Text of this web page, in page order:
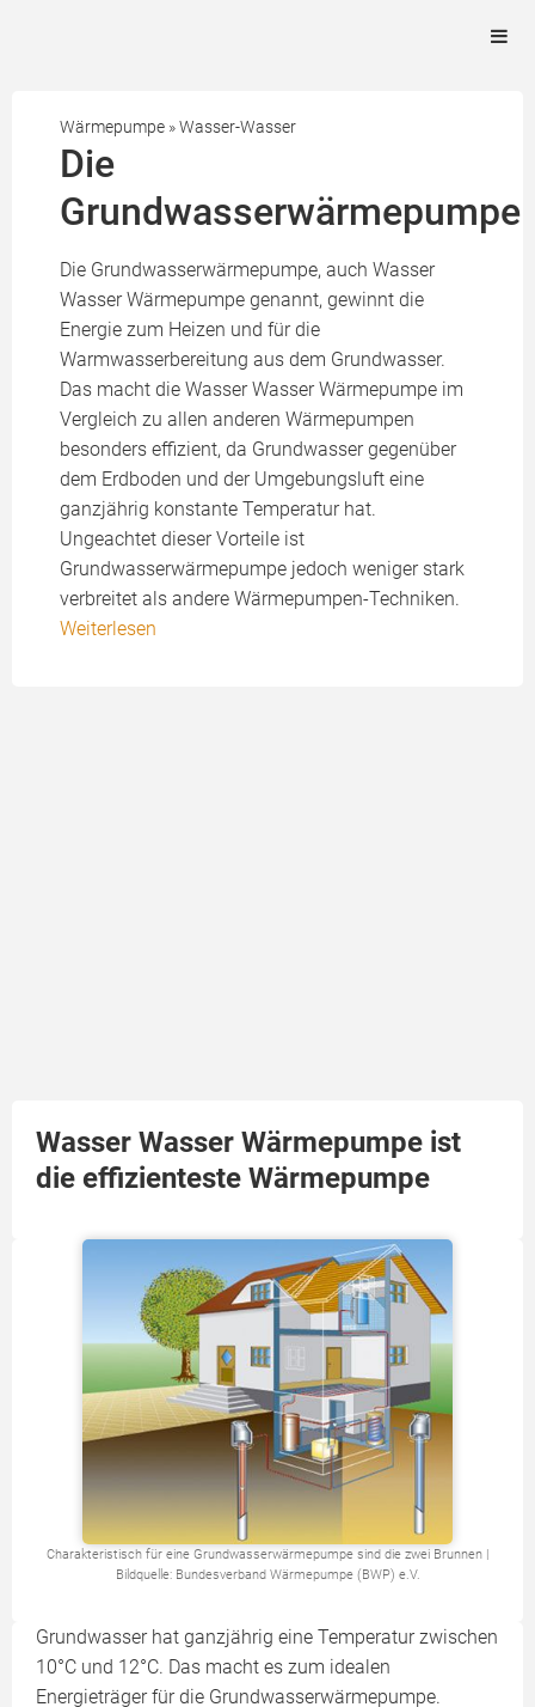
Wärmepumpe »Wasser-Wasser
Die
Grundwasserwärmepumpe
Die Grundwasserwärmepumpe, auch Wasser
Wasser Wärmepumpe genannt, gewinnt die
Energie zum Heizen und für die
Warmwasserbereitung aus dem Grundwasser.
Das macht die Wasser Wasser Wärmepumpe im
Vergleich zu allen anderen Wärmepumpen
besonders effizient, da Grundwasser gegenüber
dem Erdboden und der Umgebungsluft eine
ganzjährig konstante Temperatur hat.
Ungeachtet dieser Vorteile ist
Grundwasserwärmepumpe jedoch weniger stark
verbreitet als andere Wärmepumpen-Techniken.
Weiterlesen
Wasser Wasser Wärmepumpe ist
die effizienteste Wärmepumpe
Charakteristisch für eine Grundwasserwärmepumpe sind die zwei Brunnen |
Bildquelle: Bundesverband Wärmepumpe (BWP) e.V.
Grundwasser hat ganzjährig eine Temperatur zwischen
10°C und 12°C. Das macht es zum idealen
Energieträger für die Grundwasserwärmepumpe.